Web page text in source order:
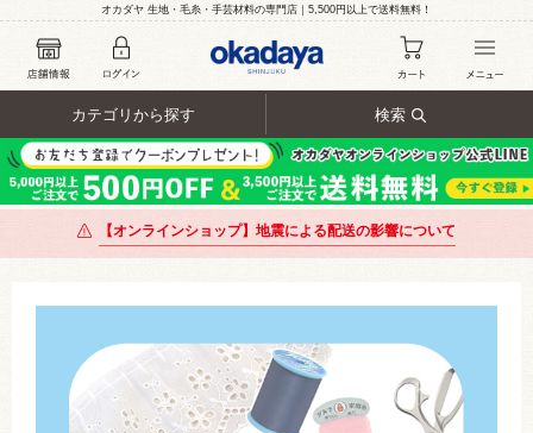
オカダヤ 生地・毛糸・手芸材料の専門店｜5,500円以上で送料無料！
カテゴリから探す 検索
【オンラインショップ】地震による配送の影響について